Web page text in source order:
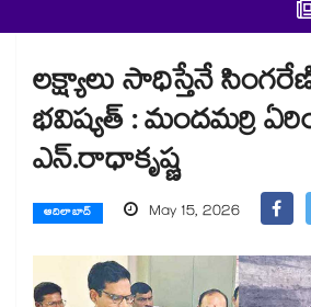
లక్ష్యాలు సాధిస్తేనే
భవిష్యత్ : మందమర్రి
ఎన్.రాధాకృష్ణ
ఆదిలాబాద్ May 15, 2026